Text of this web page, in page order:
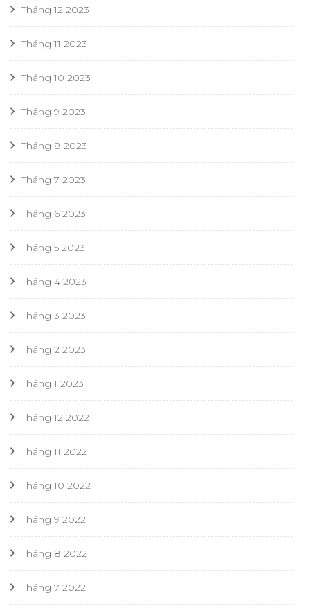
Tháng 12 2023
Tháng 11 2023
Tháng 10 2023
Tháng 9 2023
Tháng 8 2023
Tháng 7 2023
Tháng 6 2023
Tháng 5 2023
Tháng 4 2023
Tháng 3 2023
Tháng 2 2023
Tháng 1 2023
Tháng 12 2022
Tháng 11 2022
Tháng 10 2022
Tháng 9 2022
Tháng 8 2022
Tháng 7 2022